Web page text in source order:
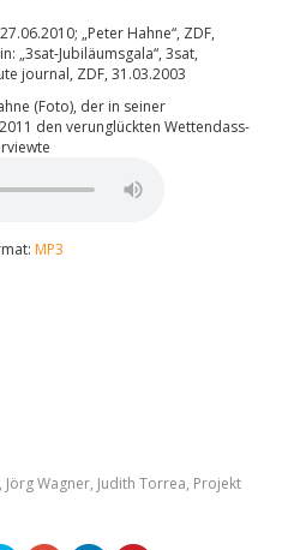
„Peter Hahne“, ZDF,
„3sat-Jubiläumsgala“, 3sat,
journal, ZDF, 31.03.2003
(Foto), der in seiner
den verunglückten Wettendass-
MP3
Wagner, Judith Torrea, Projekt